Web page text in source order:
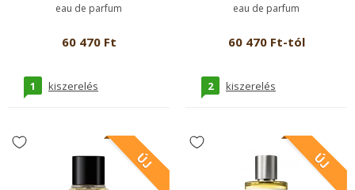
eau de parfum
60 470 Ft
1 kiszerelés
eau de parfum
60 470 Ft-tól
2 kiszerelés